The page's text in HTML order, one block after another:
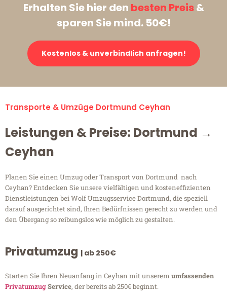
Erhalten Sie hier den besten Preis&
sparen Sie mind. 50€!
Kostenlos & unverbindlich anfragen!
Transporte & Umzüge Dortmund Ceyhan
Leistungen & Preise: Dortmund →
Ceyhan
Planen Sie einen Umzug oder Transport von Dortmund nach
Ceyhan? Entdecken Sie unsere vielfältigen und kosteneffizienten
Dienstleistungen bei Wolf Umzugsservice Dortmund, die speziell
darauf ausgerichtet sind, Ihren Bedürfnissen gerecht zu werden und
den Übergang so reibungslos wie möglich zu gestalten.
Privatumzug | ab 250€
Starten Sie Ihren Neuanfang in Ceyhan mit unserem umfassenden
PrivatumzugService, der bereits ab 250€ beginnt.